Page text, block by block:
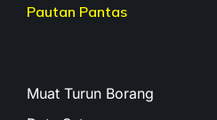
Pautan Pantas
Muat Turun Borang